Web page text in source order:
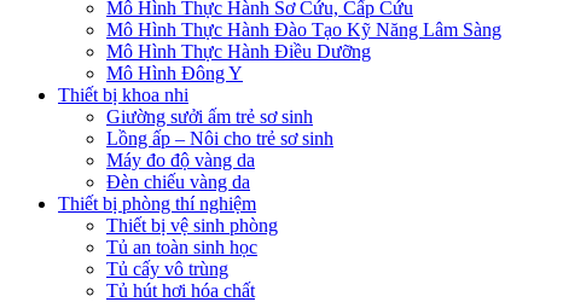
Mô Hình Thực Hành Sơ Cứu, Cấp Cứu
Mô Hình Thực Hành Đào Tạo Kỹ Năng Lâm Sàng
Mô Hình Thực Hành Điều Dưỡng
Mô Hình Đông Y
Thiết bị khoa nhi
Giường sưởi ấm trẻ sơ sinh
Lồng ấp – Nôi cho trẻ sơ sinh
Máy đo độ vàng da
Đèn chiếu vàng da
Thiết bị phòng thí nghiệm
Thiết bị vệ sinh phòng
Tủ an toàn sinh học
Tủ cấy vô trùng
Tủ hút hơi hóa chất